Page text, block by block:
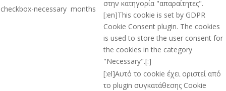
checkbox-necessary months
στην κατηγορία "απαραίτητες".
[:en]This cookie is set by GDPR
Cookie Consent plugin. The cookies
is used to store the user consent for
the cookies in the category
"Necessary".[:]
[:el]Αυτό το cookie έχει οριστεί από
το plugin συγκατάθεσης Cookie